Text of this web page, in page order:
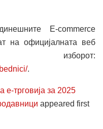
E-commerce
на официјалната веб
изборот:
.
е-трговија за 2025
appeared first